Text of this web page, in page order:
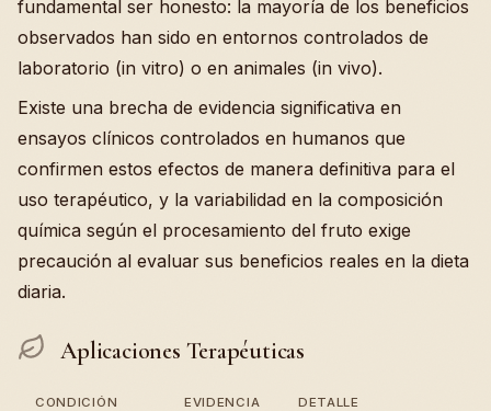
fundamental ser honesto: la mayoría de los beneficios
observados han sido en entornos controlados de
laboratorio (in vitro) o en animales (in vivo).
Existe una brecha de evidencia significativa en
ensayos clínicos controlados en humanos que
confirmen estos efectos de manera definitiva para el
uso terapéutico, y la variabilidad en la composición
química según el procesamiento del fruto exige
precaución al evaluar sus beneficios reales en la dieta
diaria.
Aplicaciones Terapéuticas
CONDICIÓN EVIDENCIA DETALLE